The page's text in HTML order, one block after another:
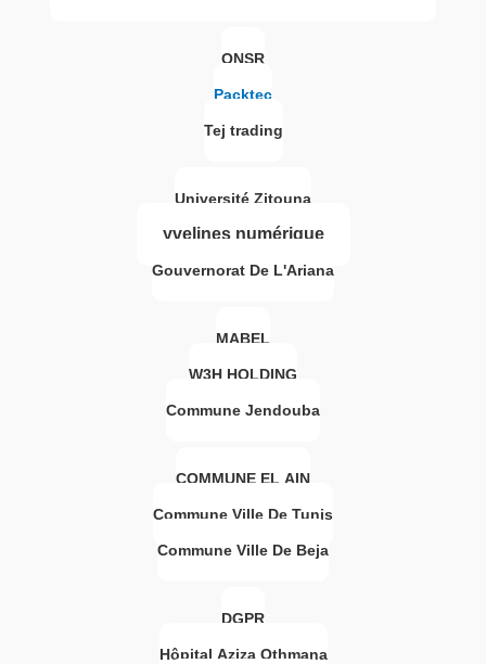
ONSR
Packtec
Tej trading
Université Zitouna
yvelines numérique
Gouvernorat De L'Ariana
MABEL
W3H HOLDING
Commune Jendouba
COMMUNE EL AIN
Commune Ville De Tunis
Commune Ville De Beja
DGPR
Hôpital Aziza Othmana